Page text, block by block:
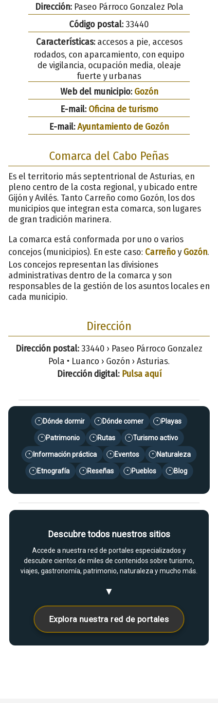
Dirección:Paseo Párroco Gonzalez Pola
Código postal:33440
Características:accesos a pie, accesos
rodados, con aparcamiento, con equipo
de vigilancia, ocupación media, oleaje
fuerte y urbanas
Web del municipio: Gozón
E-mail: Oficina de turismo
E-mail:Ayuntamiento de Gozón
Comarca del Cabo Peñas
Es el territorio más septentrional de Asturias, en
pleno centro de la costa regional, y ubicado entre
Gijón y Avilés. Tanto Carreño como Gozón, los dos
municipios que integran esta comarca, son lugares
de gran tradición marinera.
La comarca está conformada por uno o varios
concejos (municipios). En este caso: CarreñoyGozón.
Los concejos representan las divisiones
administrativas dentro de la comarca y son
responsables de la gestión de los asuntos locales en
cada municipio.
Dirección
Dirección postal:33440 › Paseo Párroco Gonzalez
Pola • Luanco › Gozón › Asturias.
Dirección digital: Pulsa aquí
• Dónde dormir • Dónde comer • Playas
• Patrimonio • Rutas • Turismo activo
• Información práctica • Eventos • Naturaleza
• Etnografía • Reseñas • Pueblos • Blog
Descubre todos nuestros sitios
Accede a nuestra red de portales especializados y
descubre cientos de miles de contenidos sobre turismo,
viajes, gastronomía, patrimonio, naturaleza y mucho más.
▼
Explora nuestra red de portales